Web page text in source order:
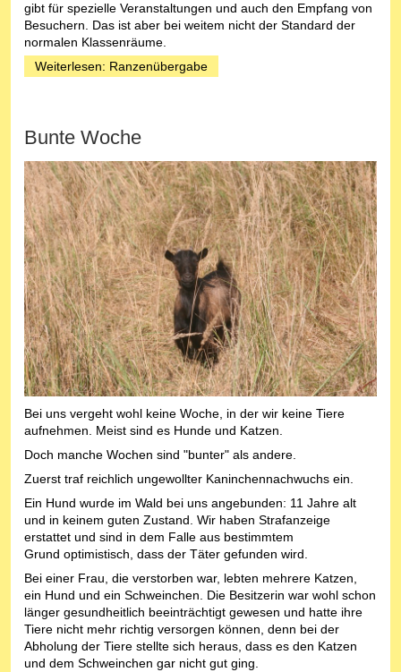
gibt für spezielle Veranstaltungen und auch den Empfang von
Besuchern. Das ist aber bei weitem nicht der Standard der
normalen Klassenräume.
Weiterlesen: Ranzenübergabe
Bunte Woche
Bei uns vergeht wohl keine Woche, in der wir keine Tiere
aufnehmen. Meist sind es Hunde und Katzen.
Doch manche Wochen sind "bunter" als andere.
Zuerst traf reichlich ungewollter Kaninchennachwuchs ein.
Ein Hund wurde im Wald bei uns angebunden: 11 Jahre alt
und in keinem guten Zustand. Wir haben Strafanzeige
erstattet und sind in dem Falle aus bestimmtem
Grund optimistisch, dass der Täter gefunden wird.
Bei einer Frau, die verstorben war, lebten mehrere Katzen,
ein Hund und ein Schweinchen. Die Besitzerin war wohl schon
länger gesundheitlich beeinträchtigt gewesen und hatte ihre
Tiere nicht mehr richtig versorgen können, denn bei der
Abholung der Tiere stellte sich heraus, dass es den Katzen
und dem Schweinchen gar nicht gut ging.